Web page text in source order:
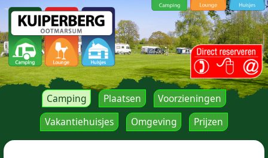
Camping Plaatsen
Voorzieningen
Vakantiehuisjes
Omgeving Prijzen